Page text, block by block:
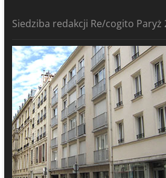
Siedziba redakcji Re/cogito